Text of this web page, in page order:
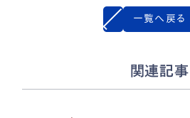
一覧へ戻る
関連記事